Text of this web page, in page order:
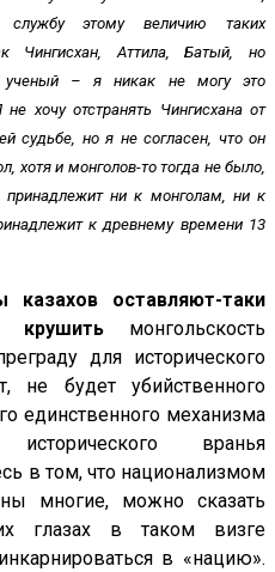
службу этому величию таких
Чингисхан, Аттила, Батый, но
ученый – я никак не могу это
хочу отстранять Чингисхана от
судьбе, но я не согласен, что он
хотя и монголов-то тогда не было,
принадлежит ни к монголам, ни к
к древнему времени 13
оставляют-таки
крушить монгольскость
для исторического
не будет убийственного
единственного механизма
вранья
в том, что национализмом
многие, можно сказать
глазах в таком визге
в «нацию».